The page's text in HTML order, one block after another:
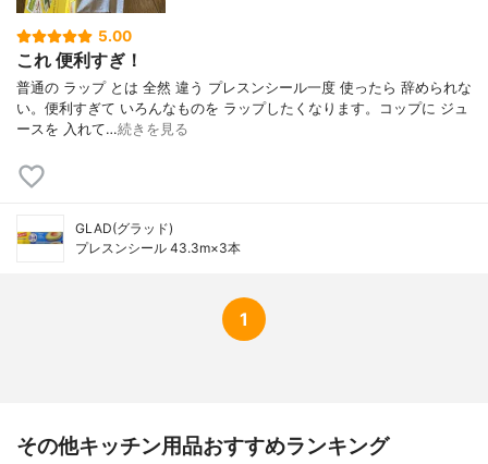
使用に適した油の温度
アルコール濃度
分類
-
5.00
これ 便利すぎ！
普通の ラップ とは 全然 違う プレスンシール一度 使ったら 辞められな
い。便利すぎて いろんなものを ラップしたくなります。コップに ジュ
ースを 入れて…続きを見る
GLAD(グラッド)
プレスンシール 43.3m×3本
1
その他キッチン用品おすすめランキング